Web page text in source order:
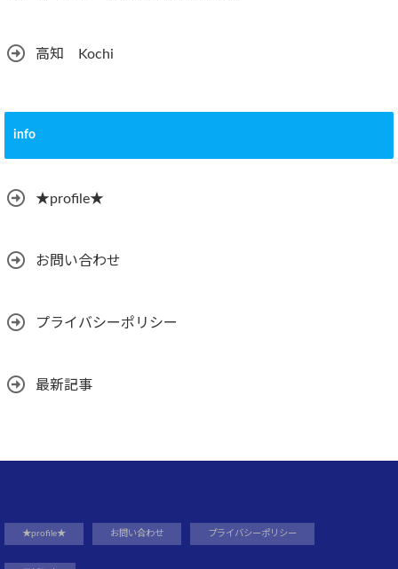
高知 Kochi
info
★profile★
お問い合わせ
プライバシーポリシー
最新記事
★profile★ お問い合わせ プライバシーポリシー